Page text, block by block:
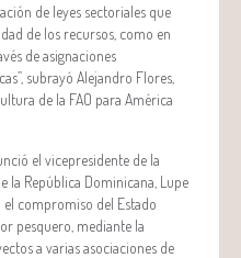
de leyes sectoriales que
de los recursos, como en
de asignaciones
subrayó Alejandro Flores,
de la FAO para América
el vicepresidente de la
la República Dominicana, Lupe
el compromiso del Estado
pesquero, mediante la
a varias asociaciones de